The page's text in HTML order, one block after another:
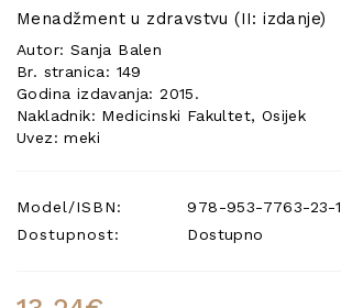
Menadžment u zdravstvu (II: izdanje)
Autor: Sanja Balen
Br. stranica: 149
Godina izdavanja: 2015.
Nakladnik: Medicinski Fakultet, Osijek
Uvez: meki
Model/ISBN:
978-953-7763-23-1
Dostupnost:
Dostupno